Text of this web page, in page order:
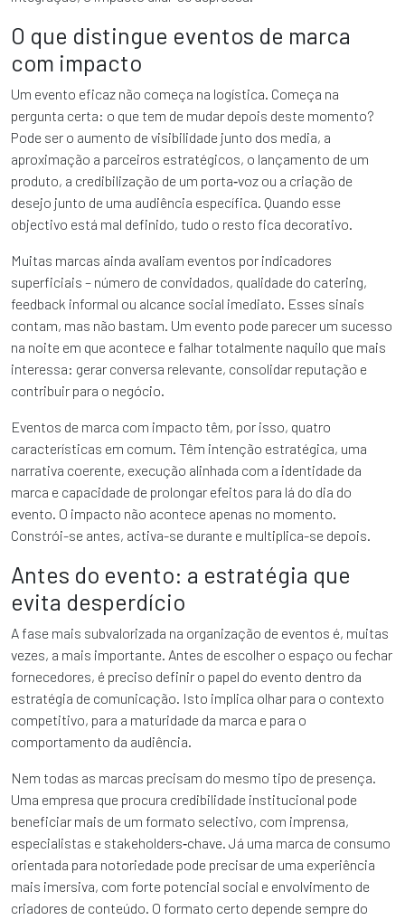
O que distingue eventos de marca
com impacto
Um evento eficaz não começa na logística. Começa na
pergunta certa: o que tem de mudar depois deste momento?
Pode ser o aumento de visibilidade junto dos media, a
aproximação a parceiros estratégicos, o lançamento de um
produto, a credibilização de um porta‑voz ou a criação de
desejo junto de uma audiência específica. Quando esse
objectivo está mal definido, tudo o resto fica decorativo.
Muitas marcas ainda avaliam eventos por indicadores
superficiais – número de convidados, qualidade do catering,
feedback informal ou alcance social imediato. Esses sinais
contam, mas não bastam. Um evento pode parecer um sucesso
na noite em que acontece e falhar totalmente naquilo que mais
interessa: gerar conversa relevante, consolidar reputação e
contribuir para o negócio.
Eventos de marca com impacto têm, por isso, quatro
características em comum. Têm intenção estratégica, uma
narrativa coerente, execução alinhada com a identidade da
marca e capacidade de prolongar efeitos para lá do dia do
evento. O impacto não acontece apenas no momento.
Constrói-se antes, activa-se durante e multiplica-se depois.
Antes do evento: a estratégia que
evita desperdício
A fase mais subvalorizada na organização de eventos é, muitas
vezes, a mais importante. Antes de escolher o espaço ou fechar
fornecedores, é preciso definir o papel do evento dentro da
estratégia de comunicação. Isto implica olhar para o contexto
competitivo, para a maturidade da marca e para o
comportamento da audiência.
Nem todas as marcas precisam do mesmo tipo de presença.
Uma empresa que procura credibilidade institucional pode
beneficiar mais de um formato selectivo, com imprensa,
especialistas e stakeholders‑chave. Já uma marca de consumo
orientada para notoriedade pode precisar de uma experiência
mais imersiva, com forte potencial social e envolvimento de
criadores de conteúdo. O formato certo depende sempre do